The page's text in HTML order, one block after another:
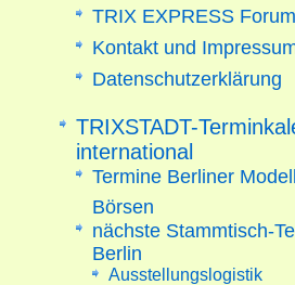
TRIX EXPRESS Forum
Kontakt und
Datenschutzerklärung
TRIXSTADT-
international
Termine Berliner
Börsen
nächste Stammtisch-
Berlin
Ausstellungslogistik